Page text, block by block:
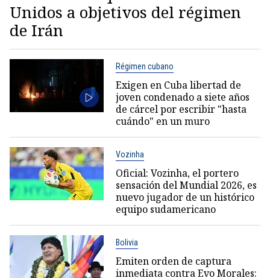
Unidos a objetivos del régimen
de Irán
Régimen cubano
Exigen en Cuba libertad de
joven condenado a siete años
de cárcel por escribir "hasta
cuándo" en un muro
Vozinha
Oficial: Vozinha, el portero
sensación del Mundial 2026, es
nuevo jugador de un histórico
equipo sudamericano
Bolivia
Emiten orden de captura
inmediata contra Evo Morales: